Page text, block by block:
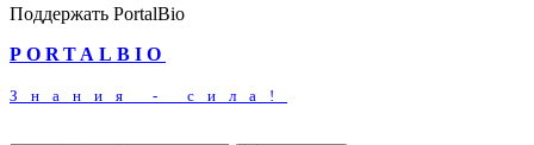
Поддержать PortalBio
PORTALBIO
Знания - сила!